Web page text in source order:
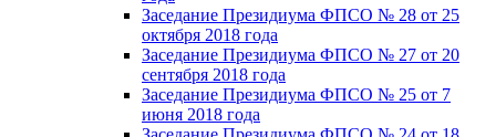
Заседание Президиума ФПСО № 28 от 25
октября 2018 года
Заседание Президиума ФПСО № 27 от 20
сентября 2018 года
Заседание Президиума ФПСО № 25 от 7
июня 2018 года